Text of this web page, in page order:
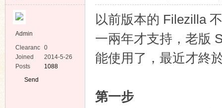
Admin
Clearanc
e
0
Joined
2014-5-26
Posts
1088
Send
以前版本的 Filezilla
一兩年才支持，老版
能使用了，最近才終
第一步